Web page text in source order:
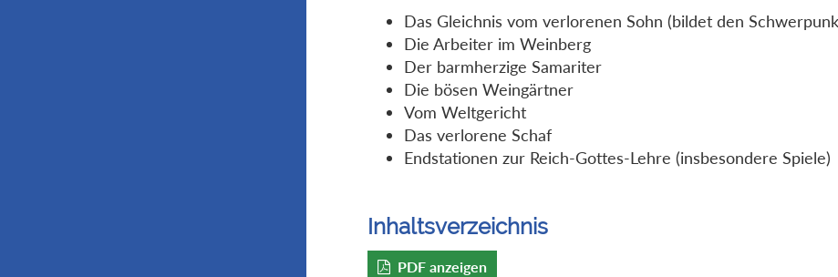
Das Gleichnis vom verlorenen Sohn (bildet den
Die Arbeiter im Weinberg
Der barmherzige Samariter
Die bösen Weingärtner
Vom Weltgericht
Das verlorene Schaf
Endstationen zur Reich-Gottes-Lehre (insbesondere Spiele)
Inhaltsverzeichnis
PDF anzeigen